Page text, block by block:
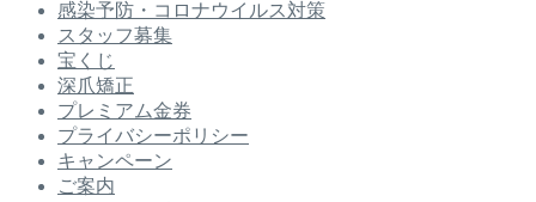
感染予防・コロナウイルス対策
スタッフ募集
宝くじ
深爪矯正
プレミアム金券
プライバシーポリシー
キャンペーン
ご案内